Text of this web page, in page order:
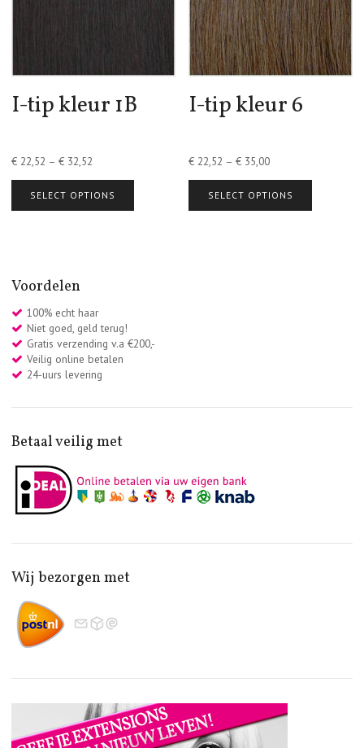
I-tip kleur 1B
€22,52 – €32,52
SELECT OPTIONS
I-tip kleur 6
€ 22,52 –€ 35,00
SELECT OPTIONS
Voordelen
100% echt haar
Niet goed, geld terug!
Gratis verzending v.a €200,-
Veilig online betalen
24-uurs levering
Betaal veilig met
Wij bezorgen met